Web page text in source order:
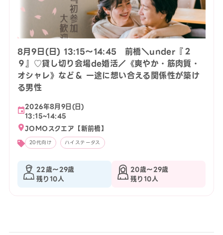
8月9日(日) 13:15〜14:45 前橋＼under『２
９』♡貸し切り会場de婚活／《爽やか・筋肉質・
オシャレ》など＆ 一途に想い合える関係性が築け
る男性
2026年8月9日(日)
13:15~14:45
JOMOスクエア【新前橋】
20代向け ハイステータス
22歳〜29歳
残り10人
20歳〜29歳
残り10人